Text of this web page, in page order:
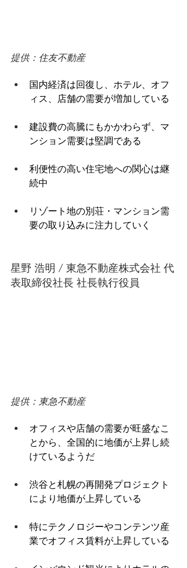
提供：住友不動産
国内経済は回復し、ホテル、オフ
ィス、店舗の需要が増加している
建設費の高騰にもかかわらず、マ
ンション需要は堅調である
利便性の高い住宅地への関心は継
続中
リゾート地の別荘・マンション需
要の取り込みに注力していく
星野 浩明 / 東急不動産株式会社 代
表取締役社長 社長執行役員
提供：東急不動産
オフィスや店舗の需要が旺盛なこ
とから、全国的に地価が上昇し続
けているようだ
渋谷と札幌の再開発プロジェクト
により地価が上昇している
特にテクノロジーやコンテンツ産
業でオフィス賃料が上昇している